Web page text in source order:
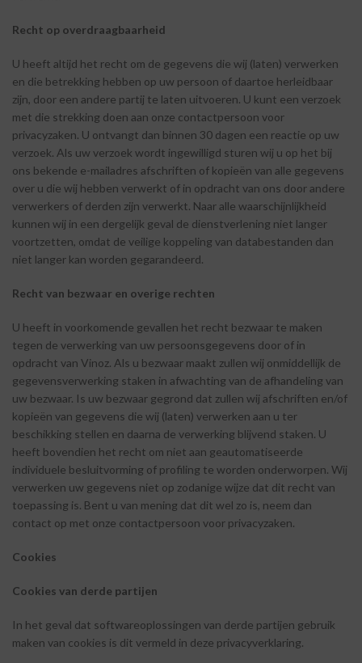
Recht op overdraagbaarheid
U heeft altijd het recht om de gegevens die wij (laten) verwerken
en die betrekking hebben op uw persoon of daartoe herleidbaar
zijn, door een andere partij te laten uitvoeren. U kunt een verzoek
met die strekking doen aan onze contactpersoon voor
privacyzaken. U ontvangt dan binnen 30 dagen een reactie op uw
verzoek. Als uw verzoek wordt ingewilligd sturen wij u op het bij
ons bekende e-mailadres afschriften of kopieën van alle gegevens
over u die wij hebben verwerkt of in opdracht van ons door andere
verwerkers of derden zijn verwerkt. Naar alle waarschijnlijkheid
kunnen wij in een dergelijk geval de dienstverlening niet langer
voortzetten, omdat de veilige koppeling van databestanden dan
niet langer kan worden gegarandeerd.
Recht van bezwaar en overige rechten
U heeft in voorkomende gevallen het recht bezwaar te maken
tegen de verwerking van uw persoonsgegevens door of in
opdracht van Vinoz. Als u bezwaar maakt zullen wij onmiddellijk de
gegevensverwerking staken in afwachting van de afhandeling van
uw bezwaar. Is uw bezwaar gegrond dat zullen wij afschriften en/of
kopieën van gegevens die wij (laten) verwerken aan u ter
beschikking stellen en daarna de verwerking blijvend staken. U
heeft bovendien het recht om niet aan geautomatiseerde
individuele besluitvorming of profiling te worden onderworpen. Wij
verwerken uw gegevens niet op zodanige wijze dat dit recht van
toepassing is. Bent u van mening dat dit wel zo is, neem dan
contact op met onze contactpersoon voor privacyzaken.
Cookies
Cookies van derde partijen
In het geval dat softwareoplossingen van derde partijen gebruik
maken van cookies is dit vermeld in deze privacyverklaring.